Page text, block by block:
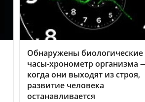
Обнаружены биологические
часы-хронометр организма
когда они выходят из строя,
развитие человека
останавливается